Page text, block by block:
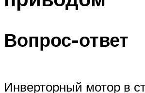
Вопрос-ответ
Инверторный мотор в